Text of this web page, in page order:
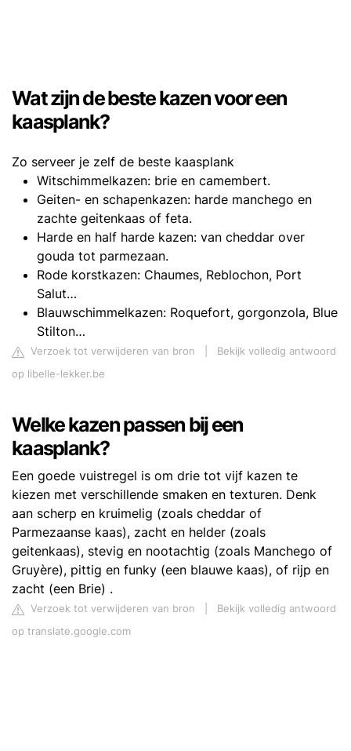
Wat zijn de beste kazen voor een
kaasplank?
Zo serveer je zelf de beste kaasplank
Witschimmelkazen: brie en camembert.
Geiten- en schapenkazen: harde manchego en
zachte geitenkaas of feta.
Harde en half harde kazen: van cheddar over
gouda tot parmezaan.
Rode korstkazen: Chaumes, Reblochon, Port
Salut…
Blauwschimmelkazen: Roquefort, gorgonzola, Blue
Stilton…
Verzoek tot verwijderen van bron
Bekijk volledig antwoord
op libelle-lekker.be
Welke kazen passen bij een
kaasplank?
Een goede vuistregel is om drie tot vijf kazen te
kiezen met verschillende smaken en texturen. Denk
aan scherp en kruimelig (zoals cheddar of
Parmezaanse kaas), zacht en helder (zoals
geitenkaas), stevig en nootachtig (zoals Manchego of
Gruyère), pittig en funky (een blauwe kaas), of rijp en
zacht (een Brie) .
Verzoek tot verwijderen van bron
Bekijk volledig antwoord
op translate.google.com